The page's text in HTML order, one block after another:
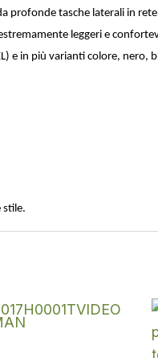
profonde tasche laterali in
leggeri e
e in più varianti colore,
stile.